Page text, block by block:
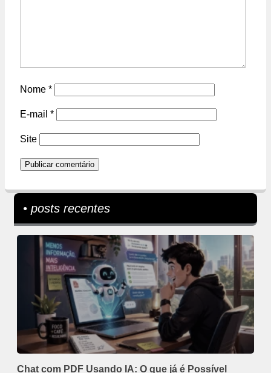
Nome *
E-mail *
Site
• posts recentes
Chat com PDF Usando IA: O que já é Possível